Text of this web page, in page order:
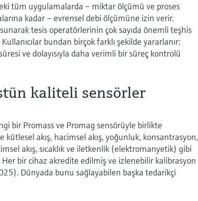
tüm uygulamalarda – miktar ölçümü ve proses
kadar – evrensel debi ölçümüne izin verir.
tesis operatörlerinin çok sayıda önemli teşhis
bundan birçok farklı şekilde yararlanır:
ve dolayısıyla daha verimli bir süreç kontrolü
kaliteli sensörler
bir Promass ve Promag sensörüyle birlikte
kütlesel akış, hacimsel akış, yoğunluk, konsantrasyon,
akış, sıcaklık ve iletkenlik (elektromanyetik) gibi
bir cihaz akredite edilmiş ve izlenebilir kalibrasyon
Dünyada bunu sağlayabilen başka tedarikçi